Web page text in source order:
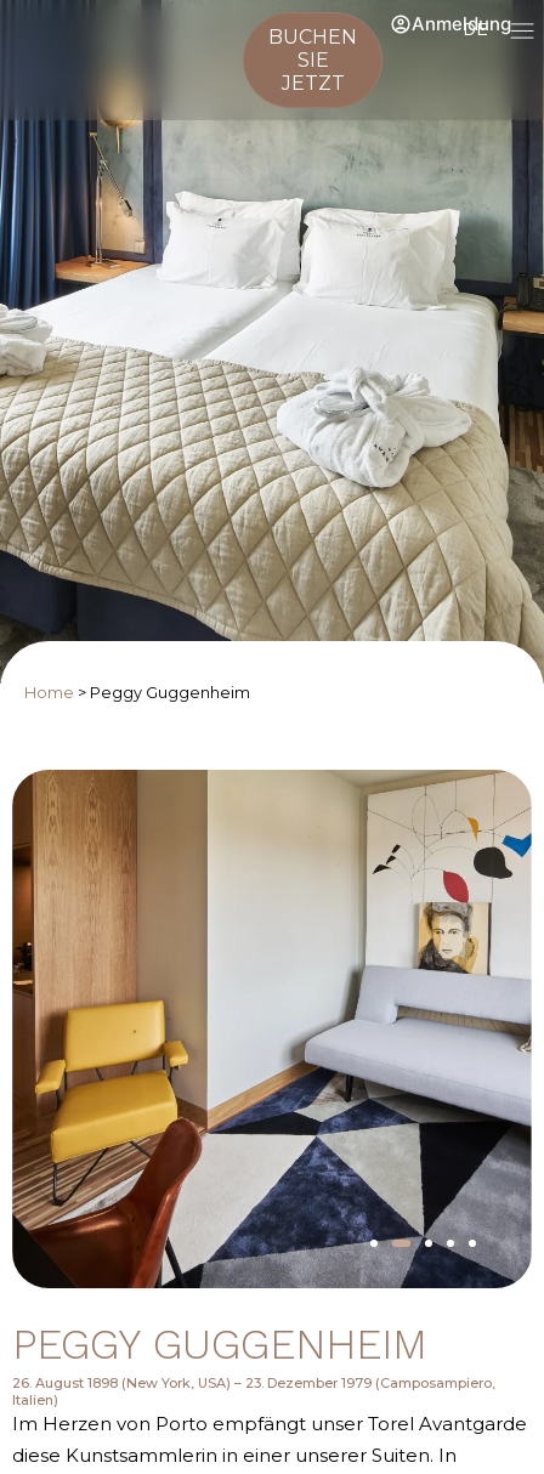
DE
Anmeldung
BUCHEN
SIE
JETZT
Home > Peggy Guggenheim
PEGGY GUGGENHEIM
26. August 1898 (New York, USA) – 23. Dezember 1979 (Camposampiero,
Italien)
Im Herzen von Porto empfängt unser Torel Avantgarde
diese Kunstsammlerin in einer unserer Suiten. In